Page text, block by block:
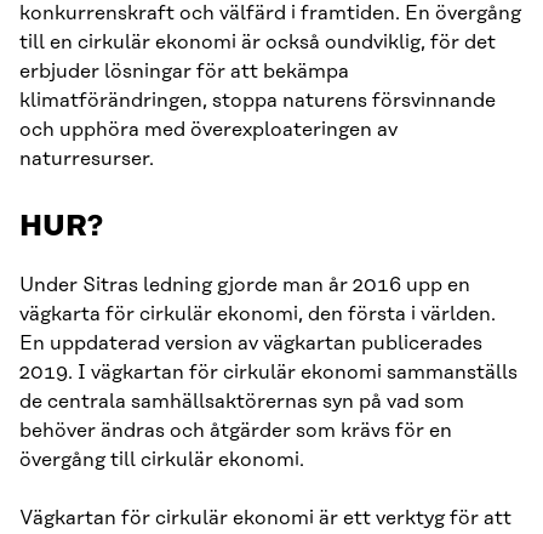
konkurrenskraft och välfärd i framtiden. En övergång
till en cirkulär ekonomi är också oundviklig, för det
erbjuder lösningar för att bekämpa
klimatförändringen, stoppa naturens försvinnande
och upphöra med överexploateringen av
naturresurser.
HUR?
Under Sitras ledning gjorde man år 2016 upp en
vägkarta för cirkulär ekonomi, den första i världen.
En uppdaterad version av vägkartan publicerades
2019. I vägkartan för cirkulär ekonomi sammanställs
de centrala samhällsaktörernas syn på vad som
behöver ändras och åtgärder som krävs för en
övergång till cirkulär ekonomi.
Vägkartan för cirkulär ekonomi är ett verktyg för att